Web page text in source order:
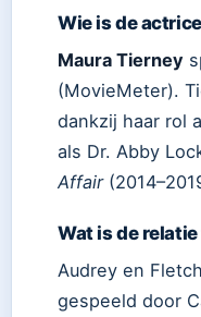
Wie is de
Maura Tierney
(MovieMeter).
dankzij haar rol
als Dr. Abby
Affair
Wat is de
Audrey en
gespeeld door